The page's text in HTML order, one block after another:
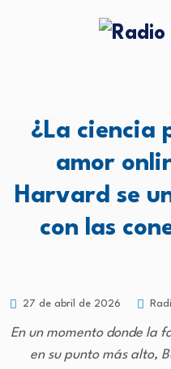
¿La ciencia
amor
Harvard se
con las
27 de abril de 2026
En un momento donde la
en su punto más alto,